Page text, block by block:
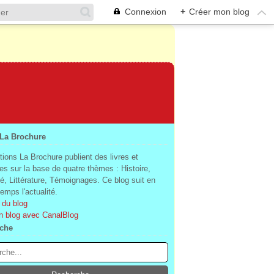
Connexion + Créer mon blog
Brochure
La Brochure publient des livres et
sur la base de quatre thèmes : Histoire,
Littérature, Témoignages. Ce blog suit en
l'actualité.
blog
blog avec CanalBlog